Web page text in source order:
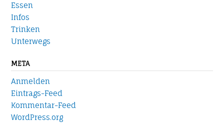
Essen
Infos
Trinken
Unterwegs
META
Anmelden
Eintrags-Feed
Kommentar-Feed
WordPress.org